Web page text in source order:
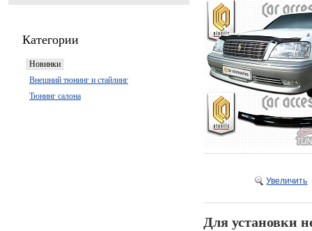
Категории
Новинки
Внешний тюнинг и стайлинг
Тюнинг салона
Увеличить
Для установки